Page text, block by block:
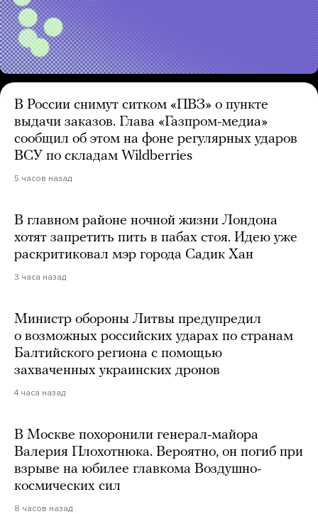
В России снимут ситком «ПВЗ» о пункте
выдачи заказов. Глава «Газпром-медиа»
сообщил об этом на фоне регулярных ударов
ВСУ по складам Wildberries
5 часов назад
В главном районе ночной жизни Лондона
хотят запретить пить в пабах стоя. Идею уже
раскритиковал мэр города Садик Хан
3 часа назад
Министр обороны Литвы предупредил
о возможных российских ударах по странам
Балтийского региона с помощью
захваченных украинских дронов
4 часа назад
В Москве похоронили генерал-майора
Валерия Плохотнюка. Вероятно, он погиб при
взрыве на юбилее главкома Воздушно-
космических сил
8 часов назад